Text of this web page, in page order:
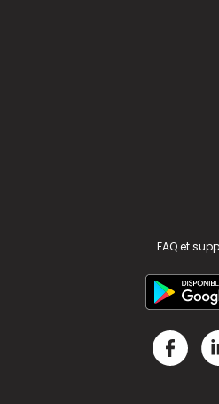
FAQ et